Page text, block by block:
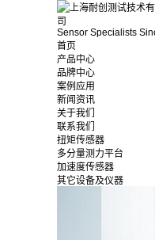
Sensor Specialists
首页
产品中心
品牌中心
案例应用
新闻资讯
关于我们
联系我们
扭矩传感器
多分量测力平台
加速度传感器
其它设备及仪器